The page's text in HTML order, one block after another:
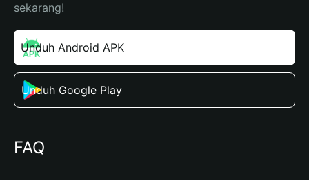
sekarang!
Unduh Android APK
Unduh Google Play
FAQ